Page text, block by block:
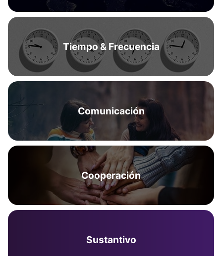
Tiempo & Frecuencia
Comunicación
Cooperación
Sustantivo